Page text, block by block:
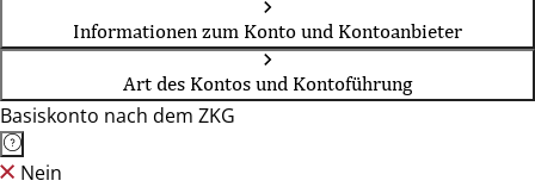
Informationen zum Konto und Kontoanbieter
Art des Kontos und Kontoführung
Basiskonto nach dem ZKG
Nein